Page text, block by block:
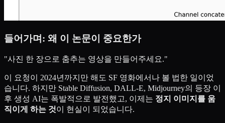
들어가며: 왜 이 논문이 중요한가
"사진 한 장으로 춤추는 영상을 만들어주세요."
이 요청이 2024년까지만 해도 SF 영화에서나 볼 법한 일이었
습니다. 하지만 Stable Diffusion, DALL-E, Midjourney의 등장 이
후 생성 AI는 폭발적으로 발전했고, 이제는 정지 이미지를 움
직이게 하는 것이 현실이 되었습니다.